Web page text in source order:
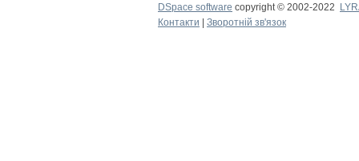
DSpace software copyright © 2002-2022
Контакти
Зворотній зв'язок